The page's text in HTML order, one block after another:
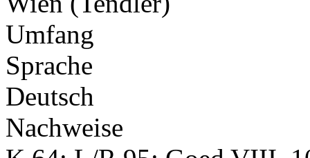
Umfang
Sprache
Deutsch
Nachweise